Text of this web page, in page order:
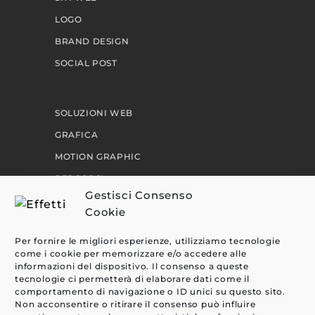
Gestisci Consenso
Cookie
Per fornire le migliori esperienze, utilizziamo tecnologie
come i cookie per memorizzare e/o accedere alle
informazioni del dispositivo. Il consenso a queste
tecnologie ci permetterà di elaborare dati come il
comportamento di navigazione o ID unici su questo sito.
Non acconsentire o ritirare il consenso può influire
LOGO
BRAND DESIGN
SOCIAL POST
SOLUZIONI WEB
GRAFICA
MOTION GRAPHIC
PERCORSI
CLIENTI
BLOG
CONTATTI